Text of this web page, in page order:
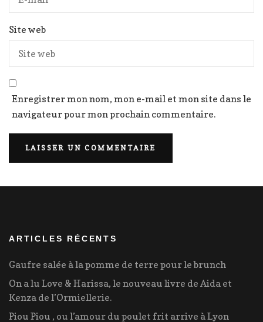
Site web
Enregistrer mon nom, mon e-mail et mon site dans le
navigateur pour mon prochain commentaire.
ARTICLES RÉCENTS
Gaufre salée à la pomme de terre pour le brunch
On a lu Love & Harissa, le nouveau livre de Aida et
Kenza de l’Ormiellerie.
Piou Piou , ou l’amour du poulet frit arrive à Lyon